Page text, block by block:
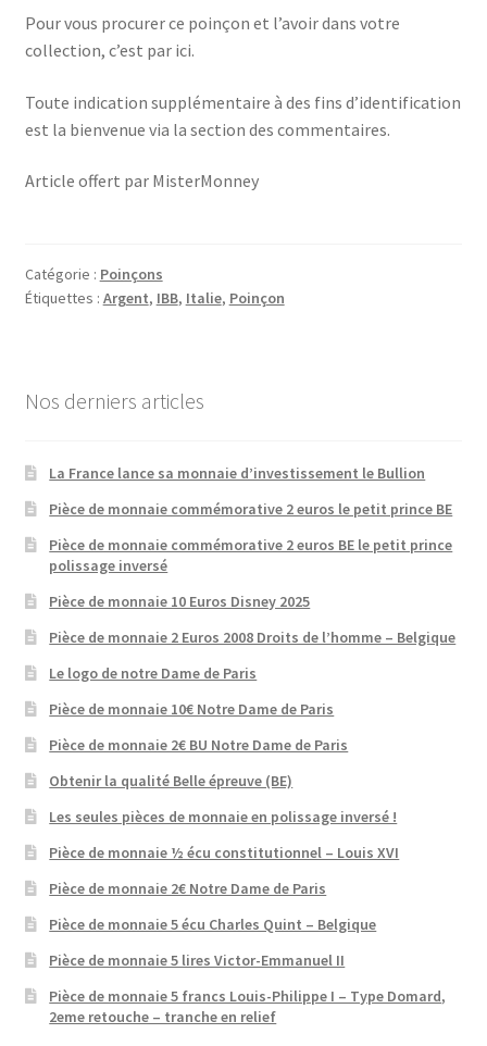
Pour vous procurer ce poinçon et l’avoir dans votre
collection, c’est par ici.
Toute indication supplémentaire à des fins d’identification
est la bienvenue via la section des commentaires.
Article offert par MisterMonney
Catégorie : Poinçons
Étiquettes : Argent, IBB, Italie, Poinçon
Nos derniers articles
La France lance sa monnaie d’investissement le Bullion
Pièce de monnaie commémorative 2 euros le petit prince BE
Pièce de monnaie commémorative 2 euros BE le petit prince
polissage inversé
Pièce de monnaie 10 Euros Disney 2025
Pièce de monnaie 2 Euros 2008 Droits de l’homme – Belgique
Le logo de notre Dame de Paris
Pièce de monnaie 10€ Notre Dame de Paris
Pièce de monnaie 2€ BU Notre Dame de Paris
Obtenir la qualité Belle épreuve (BE)
Les seules pièces de monnaie en polissage inversé !
Pièce de monnaie ½ écu constitutionnel – Louis XVI
Pièce de monnaie 2€ Notre Dame de Paris
Pièce de monnaie 5 écu Charles Quint – Belgique
Pièce de monnaie 5 lires Victor-Emmanuel II
Pièce de monnaie 5 francs Louis-Philippe I – Type Domard,
2eme retouche – tranche en relief